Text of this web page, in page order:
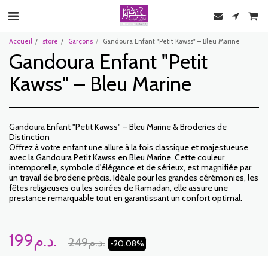
Accueil store Garçons Gandoura Enfant "Petit Kawss" – Bleu Marine
Gandoura Enfant "Petit
Kawss" – Bleu Marine
Gandoura Enfant "Petit Kawss" – Bleu Marine & Broderies de
Distinction
Offrez à votre enfant une allure à la fois classique et majestueuse
avec la Gandoura Petit Kawss en Bleu Marine. Cette couleur
intemporelle, symbole d'élégance et de sérieux, est magnifiée par
un travail de broderie précis. Idéale pour les grandes cérémonies, les
fêtes religieuses ou les soirées de Ramadan, elle assure une
prestance remarquable tout en garantissant un confort optimal.
199 د.م. 249 د.م. -20.08%